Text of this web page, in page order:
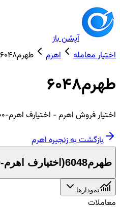
آپشن باز
اختیار معامله
اهرم طهرم6048
طهرم6048
اختیارفروش اهرم- اختیارف اهرم-56000-1405/06/25
بازگشت به زنجیرهاهرم
طهرم6048 ( اختیارف اهرم-56000-1405/06/25
نمودارها
معاملات